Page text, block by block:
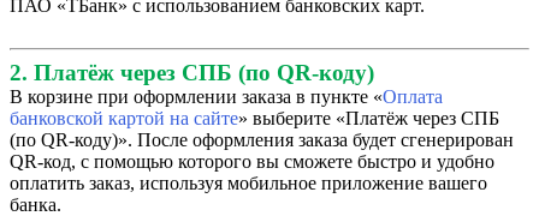
ПАО «ТБанк» с использованием банковских карт.
2. Платёж через СПБ (по QR-коду)
В корзине при оформлении заказа в пункте «Оплата
банковской картой на сайте» выберите «Платёж через СПБ
(по QR-коду)». После оформления заказа будет сгенерирован
QR-код, с помощью которого вы сможете быстро и удобно
оплатить заказ, используя мобильное приложение вашего
банка.